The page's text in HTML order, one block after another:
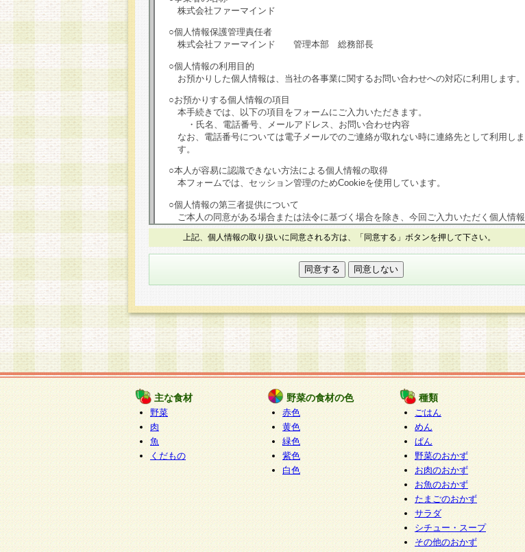
株式会社ファーマインド
○個人情報保護管理責任者
株式会社ファーマインド 管理本部 総務部長
○個人情報の利用目的
お預かりした個人情報は、当社の各事業に関するお問い合わせへの対応に利用します。
○お預かりする個人情報の項目
本手続きでは、以下の項目をフォームにご入力いただきます。
・氏名、電話番号、メールアドレス、お問い合わせ内容
なお、電話番号については電子メールでのご連絡が取れない時に連絡先として利用しま
す。
○本人が容易に認識できない方法による個人情報の取得
本フォームでは、セッション管理のためCookieを使用しています。
○個人情報の第三者提供について
ご本人の同意がある場合または法令に基づく場合を除き、今回ご入力いただく個人情報
は第三者に提供しません。
個人情報の取り扱いを外部に委託する場合は、当社が規定する個人情報管理基準を満た
す企業を選定して委託を行い、適切な取り扱いが行われるよう監督します。
本人からの求めにより、当社が本件により取得した開示対象個人情報の利用目的の通
知・開示・内容の訂正・追加または削除・利用の停止・消去及び第三者への提供の禁止
（以下、総称して「開示等」といいます。）に応じます。
開示等に応じる窓口は以下になります。
ぱくすく食堂個人情報お客様相談窓口
paku-info@pakusuku.com
個人情報を与えることは任意ですが、個人情報の取扱いについて同意をいただけない場
合には、当社のサービスの提供、お客様からのお問い合わせ・ご相談への対応ができな
い場合がございますのでご了承ください。
上記、個人情報の取り扱いに同意される方は、「同意する」ボタンを押して下さい。
主な食材
野菜
肉
魚
くだもの
野菜の食材の色
赤色
黄色
緑色
紫色
白色
種類
ごはん
めん
ぱん
野菜のおかず
お肉のおかず
お魚のおかず
たまごのおかず
サラダ
シチュー・スープ
その他のおかず